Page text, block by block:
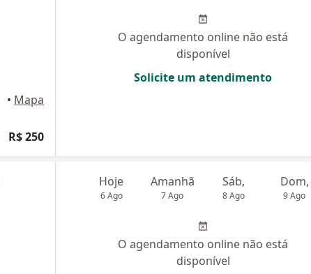
• Mapa
R$ 250
O agendamento online não está
disponível
Solicite um atendimento
Hoje
6 Ago
Amanhã
7 Ago
Sáb,
8 Ago
Dom,
9 Ago
O agendamento online não está
disponível